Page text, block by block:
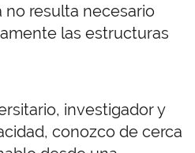
resulta necesario
las estructuras
investigador y
, conozco de cerca